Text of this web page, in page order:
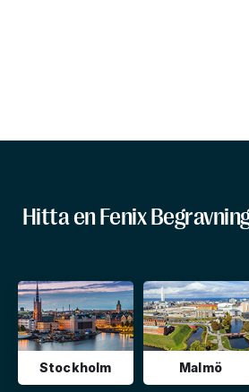
Hitta en Fenix
Stockholm Malmö